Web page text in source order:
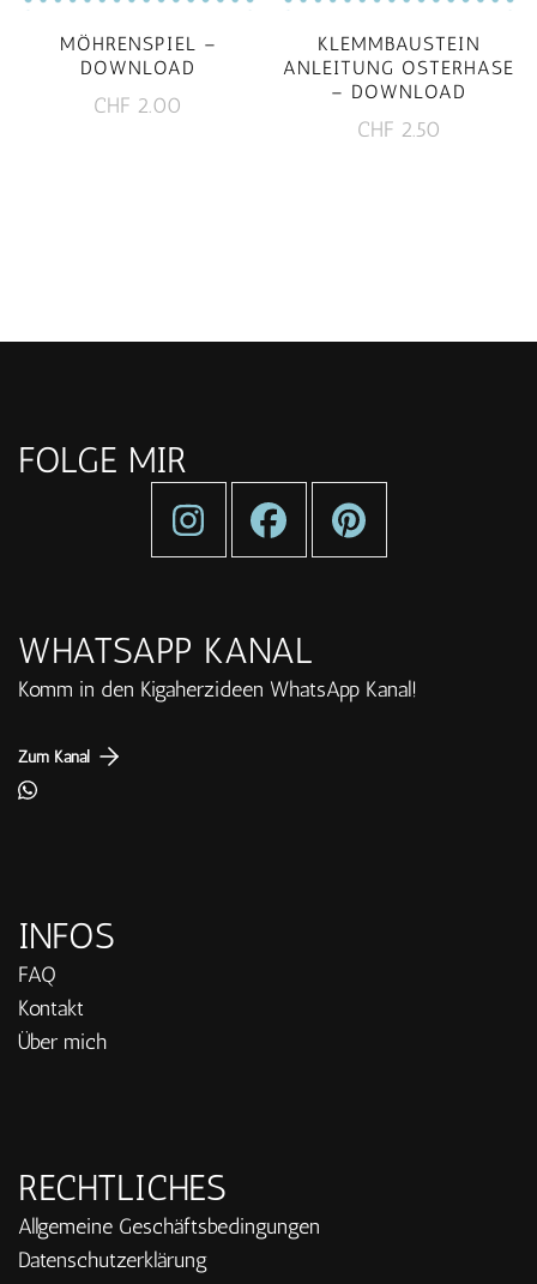
MÖHRENSPIEL –
DOWNLOAD
CHF 2.00
KLEMMBAUSTEIN
ANLEITUNG OSTERHASE
– DOWNLOAD
CHF 2.50
FOLGE MIR
WHATSAPP KANAL
Komm in den Kigaherzideen WhatsApp Kanal!
Zum Kanal
INFOS
FAQ
Kontakt
Über mich
RECHTLICHES
Allgemeine Geschäftsbedingungen
Datenschutzerklärung